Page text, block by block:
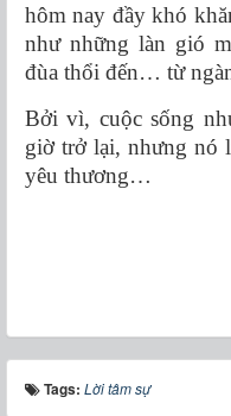
hôm nay đầy khó
như những làn gió
đùa thổi đến… từ
Bởi vì, cuộc sống
giờ trở lại, nhưng nó
yêu thương…
Tags: Lời tâm sự